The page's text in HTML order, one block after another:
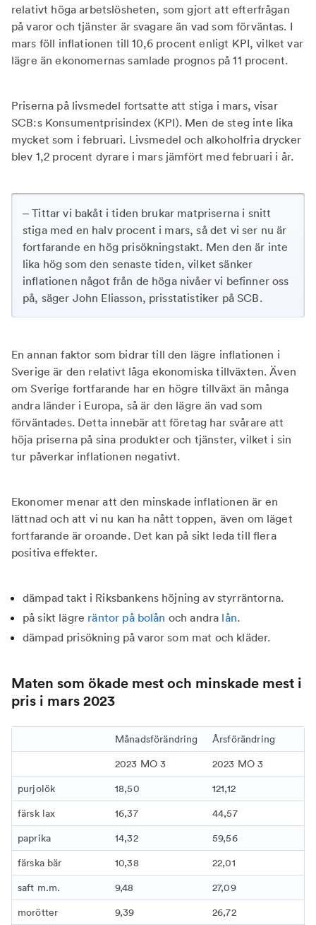
relativt höga arbetslösheten, som gjort att efterfrågan
på varor och tjänster är svagare än vad som förväntas. I
mars föll inflationen till 10,6 procent enligt KPI, vilket var
lägre än ekonomernas samlade prognos på 11 procent.
Priserna på livsmedel fortsatte att stiga i mars, visar
SCB:s Konsumentprisindex (KPI). Men de steg inte lika
mycket som i februari. Livsmedel och alkoholfria drycker
blev 1,2 procent dyrare i mars jämfört med februari i år.
– Tittar vi bakåt i tiden brukar matpriserna i snitt
stiga med en halv procent i mars, så det vi ser nu är
fortfarande en hög prisökningstakt. Men den är inte
lika hög som den senaste tiden, vilket sänker
inflationen något från de höga nivåer vi befinner oss
på, säger John Eliasson, prisstatistiker på SCB.
En annan faktor som bidrar till den lägre inflationen i
Sverige är den relativt låga ekonomiska tillväxten. Även
om Sverige fortfarande har en högre tillväxt än många
andra länder i Europa, så är den lägre än vad som
förväntades. Detta innebär att företag har svårare att
höja priserna på sina produkter och tjänster, vilket i sin
tur påverkar inflationen negativt.
Ekonomer menar att den minskade inflationen är en
lättnad och att vi nu kan ha nått toppen, även om läget
fortfarande är oroande. Det kan på sikt leda till flera
positiva effekter.
dämpad takt i Riksbankens höjning av styrräntorna.
på sikt lägre räntor på bolån och andra lån.
dämpad prisökning på varor som mat och kläder.
Maten som ökade mest och minskade mest i
pris i mars 2023
Månadsförändring
Årsförändring
2023 MO 3
2023 MO 3
purjolök
18,50
121,12
färsk lax
16,37
44,57
paprika
14,32
59,56
färska bär
10,38
22,01
saft m.m.
9,48
27,09
morötter
9,39
26,72